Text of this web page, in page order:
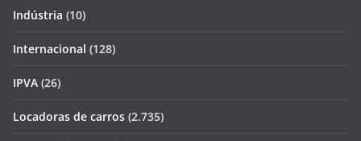
Indústria (10)
Internacional (128)
IPVA (26)
Locadoras de carros (2.735)